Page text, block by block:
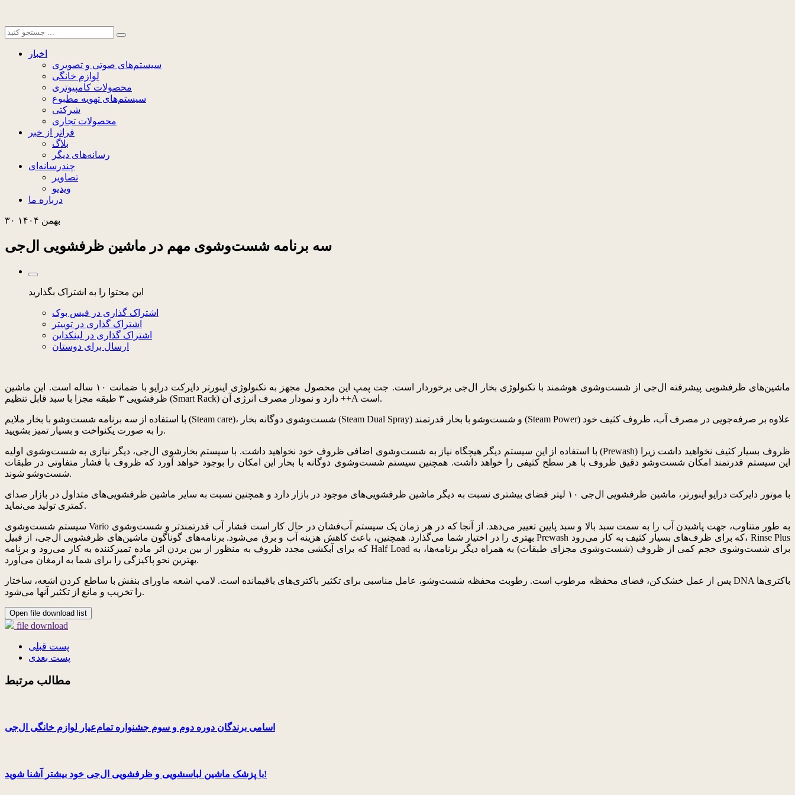
اخبار
سیستم‌های صوتی و تصویری
لوازم خانگی
محصولات کامپیوتری
سیستم‌های تهویه مطبوع
شرکتی
محصولات تجاری
فراتر از خبر
بلاگ
رسانه‌های دیگر
چندرسانه‌ای
تصاویر
ویدیو
درباره ما
۳۰ بهمن ۱۴۰۴
سه برنامه شست‌وشوی مهم در ماشین ظرفشویی ال‌جی
این محتوا را به اشتراک بگذارید
اشتراک گذاری در فیس بوک
اشتراک گذاری در توییتر
اشتراک گذاری در لینکداین
ارسال برای دوستان
ماشین‌های ظرفشویی پیشرفته ال‌جی از شست‌وشوی هوشمند با تکنولوژی بخار ال‌جی برخوردار است. جت پمپ این محصول مجهز به تکنولوژی اینورتر دایرکت درایو با ضمانت ۱۰ ساله است. این ماشین
ظرفشویی ۳ طبقه مجزا با سبد قابل تنظیم (Smart Rack) دارد و نمودار مصرف انرژی آن ++A است.
با استفاده از سه برنامه شست‌وشو با بخار ملایم (Steam care)، شست‌وشوی دوگانه بخار (Steam Dual Spray) و شست‌وشو با بخار قدرتمند (Steam Power) علاوه بر صرفه‌جویی در مصرف آب، ظروف کثیف خود
را به صورت یکنواخت و بسیار تمیز بشویید.
با استفاده از این سیستم دیگر هیچگاه نیاز به شست‌وشوی اضافی ظروف خود نخواهید داشت. با سیستم بخارشوی ال‌جی، دیگر نیازی به شست‌وشوی اولیه (Prewash) ظروف بسیار کثیف نخواهید داشت زیرا
این سیستم قدرتمند امکان شست‌وشو دقیق ظروف با هر سطح کثیفی را خواهد داشت. همچنین سیستم شست‌وشوی دوگانه با بخار این امکان را بوجود خواهد آورد که ظروف با فشار متفاوتی در طبقات
شست‌وشو شوند.
با موتور دایرکت درایو اینورتر، ماشین ظرفشویی ال‌جی ۱۰ لیتر فضای بیشتری نسبت به دیگر ماشین ظرفشویی‌های موجود در بازار دارد و همچنین نسبت به سایر ماشین ظرفشویی‌های متداول در بازار صدای
کمتری تولید می‌نماید.
سیستم شست‌وشوی Vario به طور متناوب، جهت پاشیدن آب را به سمت سبد بالا و سبد پایین تغییر می‌دهد. از آنجا که در هر زمان یک سیستم آب‌فشان در حال کار است فشار آب قدرتمندتر و شست‌وشوی
بهتری را در اختیار شما می‌گذارد. همچنین، باعث کاهش هزینه آب و برق می‌شود. برنامه‌های گوناگون ماشین‌های ظرفشویی ال‌جی، از قبیل Prewash که برای ظرف‌های بسیار کثیف به کار می‌رود، Rinse Plus
که برای آبکشی مجدد ظروف به منظور از بین بردن اثر ماده تمیزکننده به کار می‌رود و برنامه Half Load برای شست‌وشوی حجم کمی از ظروف (شست‌وشوی مجزای طبقات) به همراه دیگر برنامه‌ها، به
بهترین نحو پاکیزگی را برای شما به ارمغان می‌آورد.
پس از عمل خشک‌کن، فضای محفظه مرطوب است. رطوبت محفظه شست‌وشو، عامل مناسبی برای تکثیر باکتری‌های باقیمانده است. لامپ اشعه ماورای بنفش با ساطع کردن اشعه، ساختار DNA باکتری‌ها
را تخریب و مانع از تکثیر آنها می‌شود.
Open file download list
file download
پست قبلی
پست بعدی
مطالب مرتبط
اسامی برندگان دوره دوم و سوم جشنواره تمام‌عیار لوازم خانگی ال‌جی
با پزشک ماشین لباسشویی و ظرفشویی ال‌جی خود بیشتر آشنا شوید!